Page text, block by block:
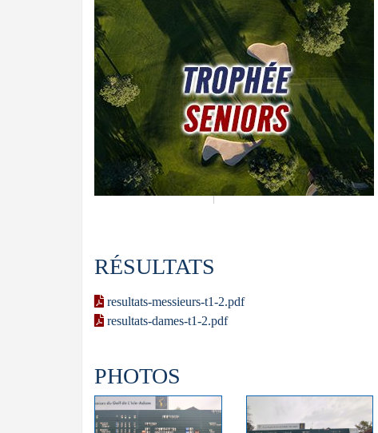
RÉSULTATS
resultats-messieurs-t1-2.pdf
resultats-dames-t1-2.pdf
PHOTOS